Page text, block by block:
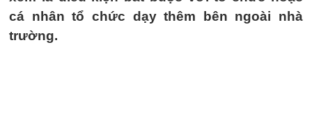
cá nhân tổ chức dạy thêm bên ngoài nhà
trường.